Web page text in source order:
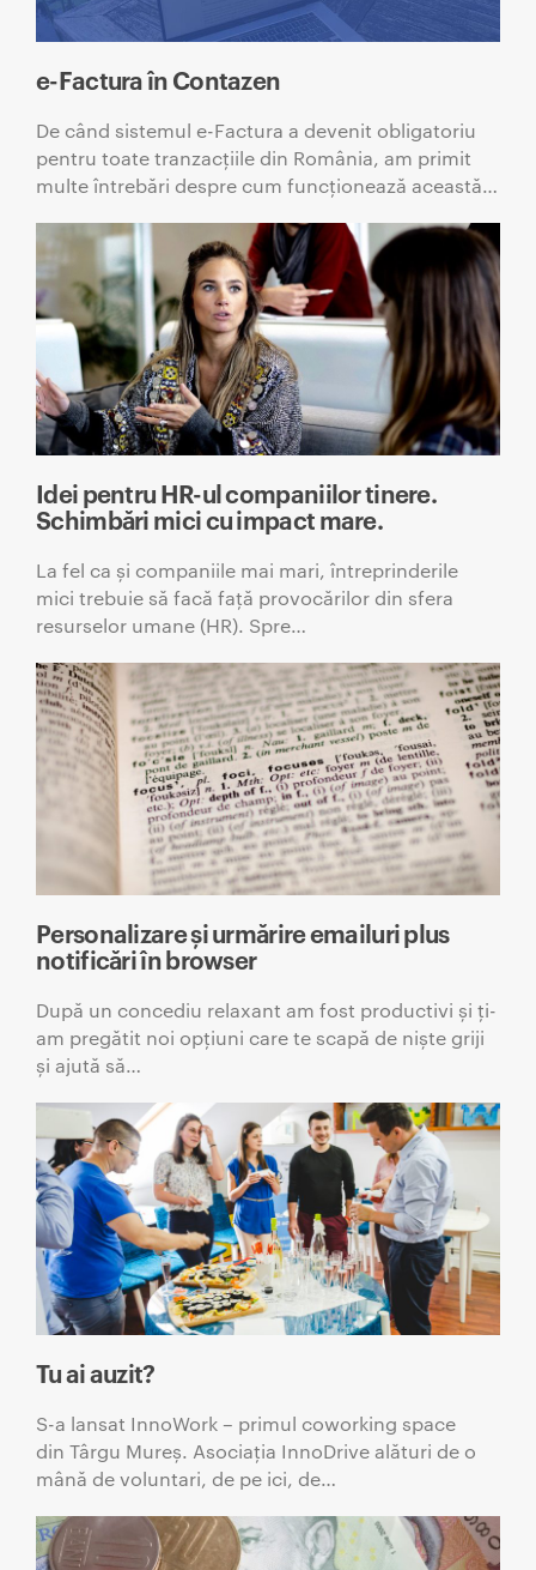
e-Factura în Contazen
De când sistemul e-Factura a devenit obligatoriu
pentru toate tranzacțiile din România, am primit
multe întrebări despre cum funcționează această…
Idei pentru HR-ul companiilor tinere.
Schimbări mici cu impact mare.
La fel ca și companiile mai mari, întreprinderile
mici trebuie să facă față provocărilor din sfera
resurselor umane (HR). Spre…
Personalizare și urmărire emailuri plus
notificări în browser
După un concediu relaxant am fost productivi și ți-
am pregătit noi opțiuni care te scapă de niște griji
și ajută să…
Tu ai auzit?
S-a lansat InnoWork – primul coworking space
din Târgu Mureș. Asociația InnoDrive alături de o
mână de voluntari, de pe ici, de…